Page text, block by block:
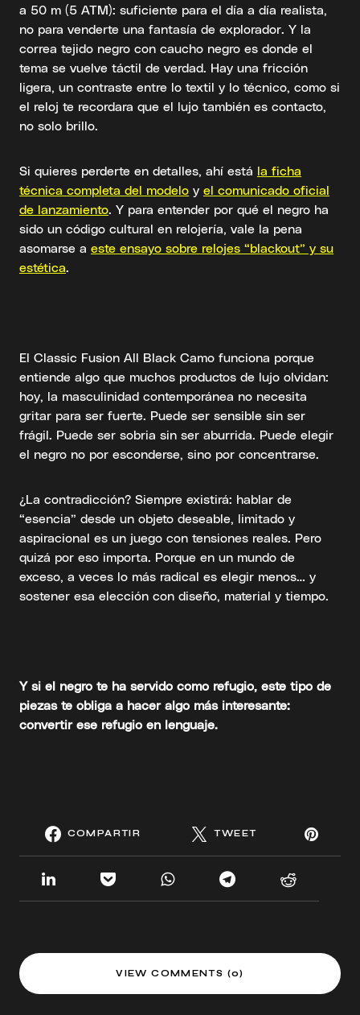
a 50 m (5 ATM): suficiente para el día a día realista,
no para venderte una fantasía de explorador. Y la
correa tejido negro con caucho negro es donde el
tema se vuelve táctil de verdad. Hay una fricción
ligera, un contraste entre lo textil y lo técnico, como si
el reloj te recordara que el lujo también es contacto,
no solo brillo.
Si quieres perderte en detalles, ahí está la ficha
técnica completa del modelo y el comunicado oficial
de lanzamiento. Y para entender por qué el negro ha
sido un código cultural en relojería, vale la pena
asomarse a este ensayo sobre relojes “blackout” y su
estética.
El Classic Fusion All Black Camo funciona porque
entiende algo que muchos productos de lujo olvidan:
hoy, la masculinidad contemporánea no necesita
gritar para ser fuerte. Puede ser sensible sin ser
frágil. Puede ser sobria sin ser aburrida. Puede elegir
el negro no por esconderse, sino por concentrarse.
¿La contradicción? Siempre existirá: hablar de
“esencia” desde un objeto deseable, limitado y
aspiracional es un juego con tensiones reales. Pero
quizá por eso importa. Porque en un mundo de
exceso, a veces lo más radical es elegir menos… y
sostener esa elección con diseño, material y tiempo.
Y si el negro te ha servido como refugio, este tipo de
piezas te obliga a hacer algo más interesante:
convertir ese refugio en lenguaje.
COMPARTIR TWEET
VIEW COMMENTS (0)